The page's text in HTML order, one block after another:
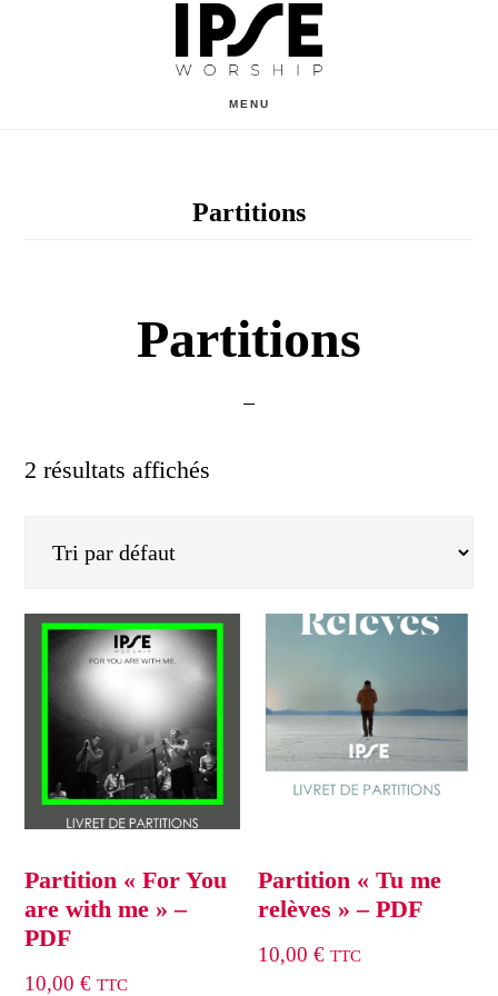
MENU
Partitions
Partitions
2 résultats affichés
Partition « For You
are with me » –
PDF
10,00€ TTC
Partition « Tu me
relèves » – PDF
10,00€ TTC